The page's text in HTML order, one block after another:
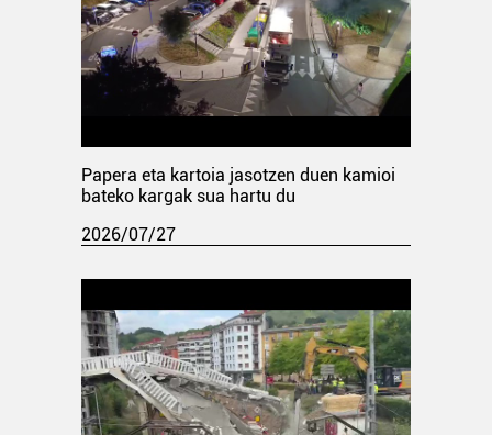
Papera eta kartoia jasotzen duen kamioi
bateko kargak sua hartu du
2026/07/27